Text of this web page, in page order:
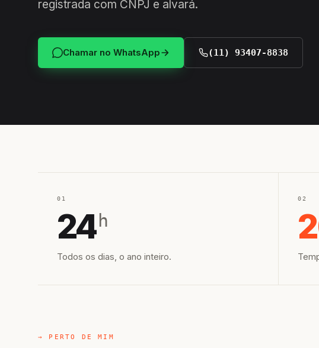
registrada com CNPJ e alvará.
Chamar no WhatsApp (11) 93407-8838
01
24 h
Todos os dias, o ano inteiro.
02
→ PERTO DE MIM